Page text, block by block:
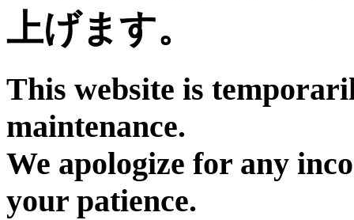
上げます。
This website is
maintenance.
We apologize for any
your patience.